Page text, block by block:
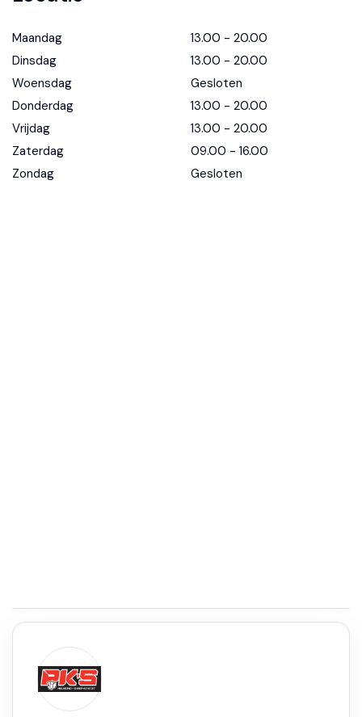
Maandag
Dinsdag
Woensdag
Donderdag
Vrijdag
Zaterdag
Zondag
13.00 - 20.00
13.00 - 20.00
Gesloten
13.00 - 20.00
13.00 - 20.00
09.00 - 16.00
Gesloten